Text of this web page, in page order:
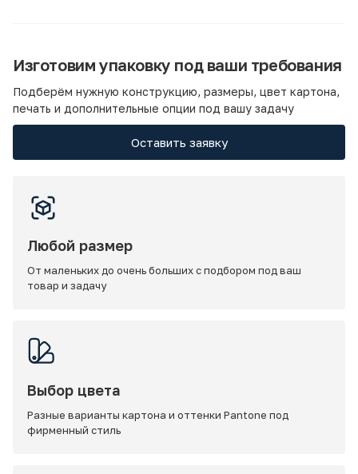
Изготовим упаковку под ваши требования
Подберём нужную конструкцию, размеры, цвет картона,
печать и дополнительные опции под вашу задачу
Оставить заявку
Любой размер
От маленьких до очень больших с подбором под ваш
товар и задачу
Выбор цвета
Разные варианты картона и оттенки Pantone под
фирменный стиль